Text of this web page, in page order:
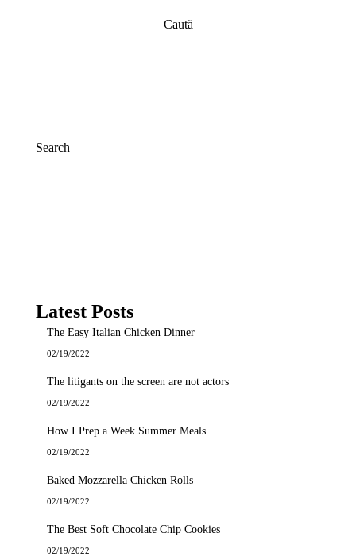
Search
Latest Posts
The Easy Italian Chicken Dinner
02/19/2022
The litigants on the screen are not actors
02/19/2022
How I Prep a Week Summer Meals
02/19/2022
Baked Mozzarella Chicken Rolls
02/19/2022
The Best Soft Chocolate Chip Cookies
02/19/2022